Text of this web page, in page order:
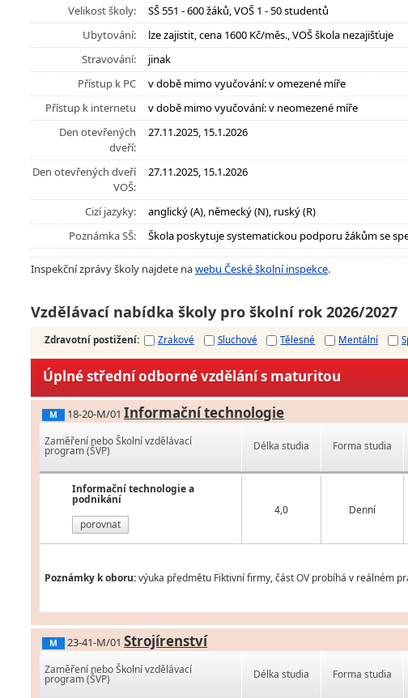
Velikost školy:
SŠ 551 - 600 žáků, VOŠ 1 - 50 studentů
Ubytování:
lze zajistit, cena 1600 Kč/měs., VOŠ škola nezajišťuje
Stravování:
jinak
Přístup k PC
v době mimo vyučování: v omezené míře
Přístup k internetu
v době mimo vyučování: v neomezené míře
Den otevřených
dveří:
27.11.2025, 15.1.2026
Den otevřených dveří
VOŠ:
27.11.2025, 15.1.2026
Cizí jazyky:
anglický (A), německý (N), ruský (R)
Poznámka SŠ:
Škola poskytuje systematickou podporu žákům se
Inspekční zprávy školy najdete nawebu České školní inspekce.
Vzdělávací nabídka školy pro školní rok 2026/2027
Zdravotní postižení: Zrakové Sluchové Tělesné Mentální
Úplné střední odborné vzdělání s maturitou
M 18-20-M/01 Informační technologie
Zaměření nebo Školní vzdělávací
program (ŠVP)
Informační technologie a
podnikání
porovnat
Délka studia Forma studia
4,0 Denní
Poznámky k oboru:výuka předmětu Fiktivní firmy, část OV probíhá v reálném
M 23-41-M/01 Strojírenství
Zaměření nebo Školní vzdělávací
program (ŠVP) Délka studia Forma studia